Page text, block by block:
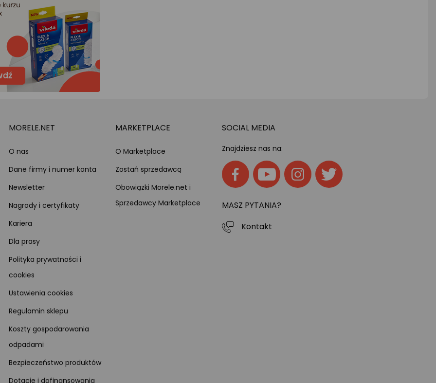
MORELE.NET
O nas
Dane firmy i numer konta
Newsletter
Nagrody i certyfikaty
Kariera
Dla prasy
Polityka prywatności i
cookies
Ustawienia cookies
Regulamin sklepu
Koszty gospodarowania
odpadami
Bezpieczeństwo produktów
Dotacje i dofinansowania
MARKETPLACE
O Marketplace
Zostań sprzedawcą
Obowiązki Morele.net i
Sprzedawcy Marketplace
SOCIAL MEDIA
Znajdziesz nas na:
MASZ PYTANIA?
Kontakt